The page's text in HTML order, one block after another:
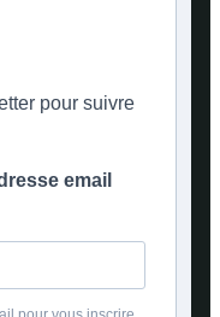
pour suivre
email